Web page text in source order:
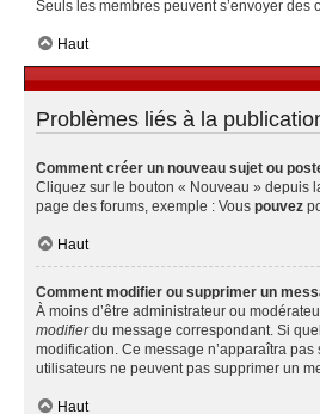
Seuls les membres peuvent s’envoyer
Haut
Problèmes liés à la
Comment créer un nouveau sujet ou
Cliquez sur le bouton « Nouveau » depuis
page des forums, exemple : Vous pouvez
Haut
Comment modifier ou supprimer un
À moins d’être administrateur ou
modifierdu message correspondant. Si
modification. Ce message n’apparaîtra
utilisateurs ne peuvent pas supprimer un
Haut